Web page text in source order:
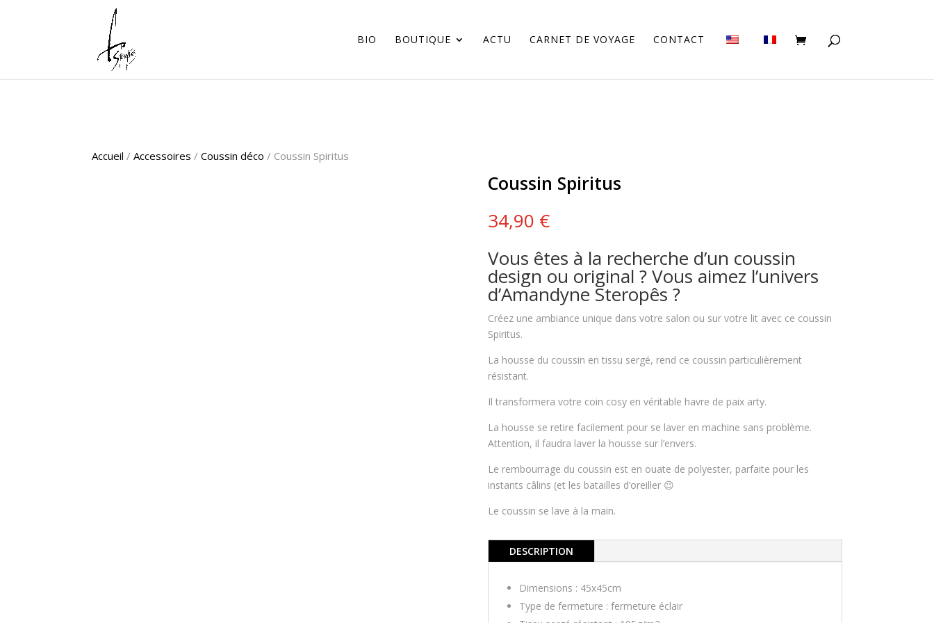
BIO BOUTIQUE ACTU CARNET DE VOYAGE CONTACT
Accueil / Accessoires / Coussin déco / Coussin Spiritus
Coussin Spiritus
34,90 €
Vous êtes à la recherche d’un coussin
design ou original ? Vous aimez l’univers
d’Amandyne Steropês ?
Créez une ambiance unique dans votre salon ou sur votre lit avec ce coussin
Spiritus.
La housse du coussin en tissu sergé, rend ce coussin particulièrement
résistant.
Il transformera votre coin cosy en véritable havre de paix arty.
La housse se retire facilement pour se laver en machine sans problème.
Attention, il faudra laver la housse sur l’envers.
Le rembourrage du coussin est en ouate de polyester, parfaite pour les
instants câlins (et les batailles d’oreiller 😉
Le coussin se lave à la main.
DESCRIPTION
Dimensions : 45x45cm
Type de fermeture : fermeture éclair